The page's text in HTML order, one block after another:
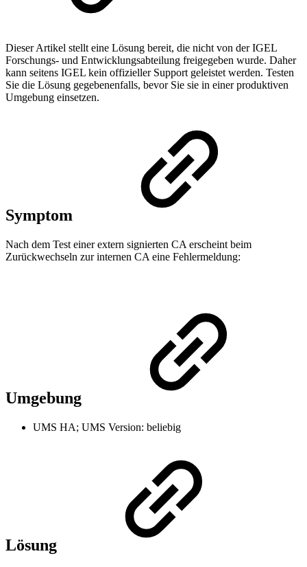
Dieser Artikel stellt eine Lösung bereit, die nicht von der IGEL
Forschungs- und Entwicklungsabteilung freigegeben wurde. Daher
kann seitens IGEL kein offizieller Support geleistet werden. Testen
Sie die Lösung gegebenenfalls, bevor Sie sie in einer produktiven
Umgebung einsetzen.
Symptom
Nach dem Test einer extern signierten CA erscheint beim
Zurückwechseln zur internen CA eine Fehlermeldung:
Umgebung
UMS HA; UMS Version: beliebig
Lösung